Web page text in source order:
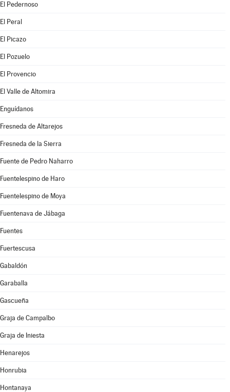
El Pedernoso
El Peral
El Picazo
El Pozuelo
El Provencio
El Valle de Altomira
Enguídanos
Fresneda de Altarejos
Fresneda de la Sierra
Fuente de Pedro Naharro
Fuentelespino de Haro
Fuentelespino de Moya
Fuentenava de Jábaga
Fuentes
Fuertescusa
Gabaldón
Garaballa
Gascueña
Graja de Campalbo
Graja de Iniesta
Henarejos
Honrubia
Hontanaya